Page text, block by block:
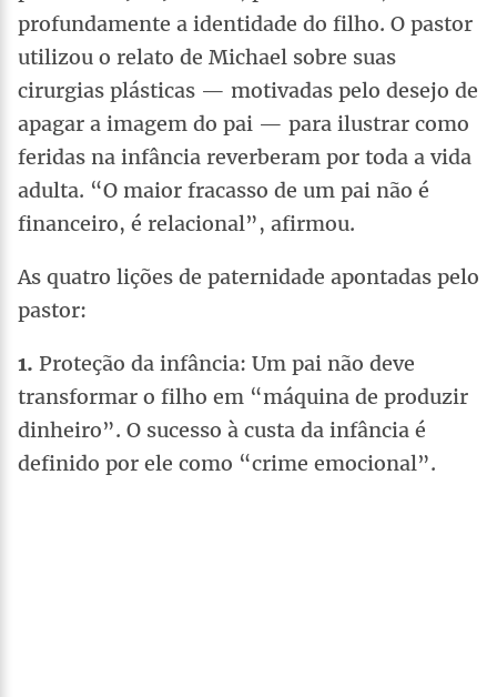
profundamente a identidade do filho. O pastor
utilizou o relato de Michael sobre suas
cirurgias plásticas — motivadas pelo desejo de
apagar a imagem do pai — para ilustrar como
feridas na infância reverberam por toda a vida
adulta. “O maior fracasso de um pai não é
financeiro, é relacional”, afirmou.
As quatro lições de paternidade apontadas pelo
pastor:
1. Proteção da infância: Um pai não deve
transformar o filho em “máquina de produzir
dinheiro”. O sucesso à custa da infância é
definido por ele como “crime emocional”.